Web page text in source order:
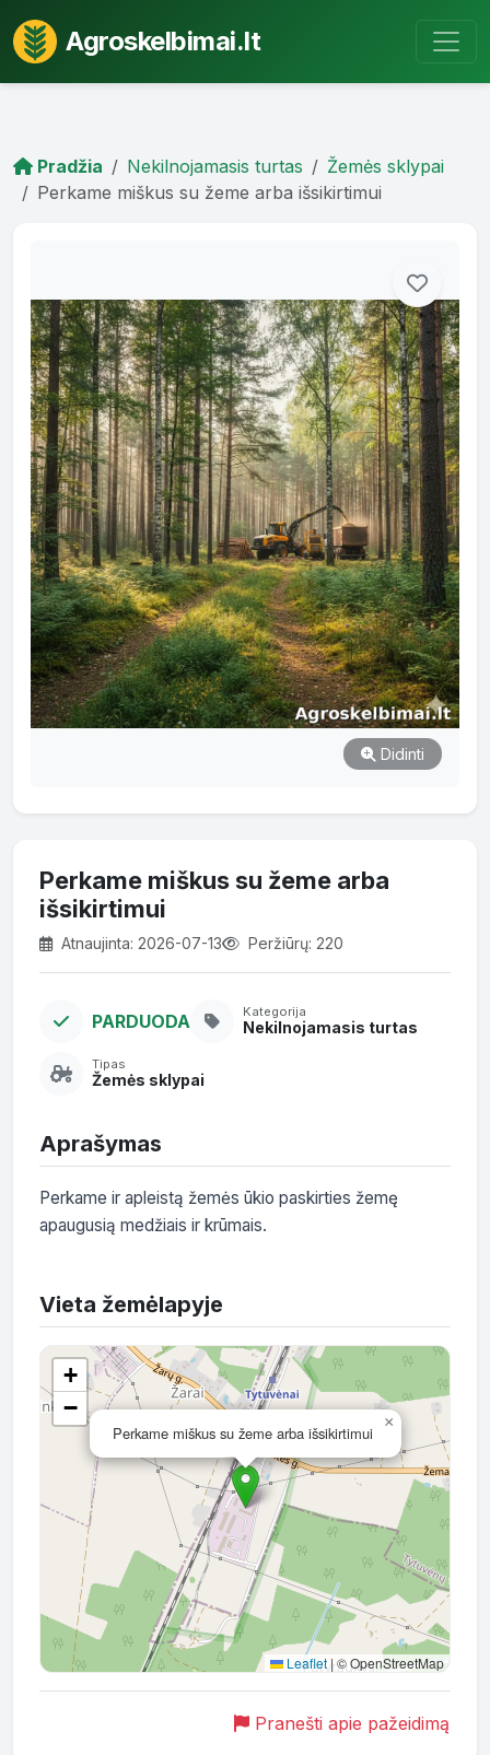
Agroskelbimai.lt
Pradžia Nekilnojamasis turtas
Žemės sklypai
Perkame miškus su žeme arba išsikirtimui
Didinti
Perkame miškus su žeme arba
išsikirtimui
Atnaujinta: 2026-07-13 Peržiūrų: 220
PARDUODA Kategorija
Nekilnojamasis turtas
Tipas
Žemės sklypai
Aprašymas
Perkame ir apleistą žemės ūkio paskirties žemę
apaugusią medžiais ir krūmais.
Vieta žemėlapyje
Perkame miškus su žeme arba išsikirtimui
×
+
−
Leaflet | © OpenStreetMap
Pranešti apie pažeidimą